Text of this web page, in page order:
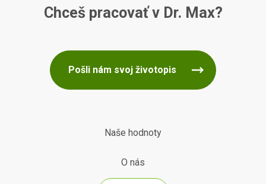
Chceš pracovať v Dr. Max?
Pošli nám svoj životopis
Naše hodnoty
O nás